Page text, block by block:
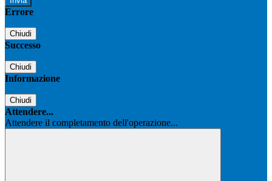
Errore
Chiudi
Successo
Chiudi
Informazione
Chiudi
Attendere...
Attendere il completamento dell'operazione...